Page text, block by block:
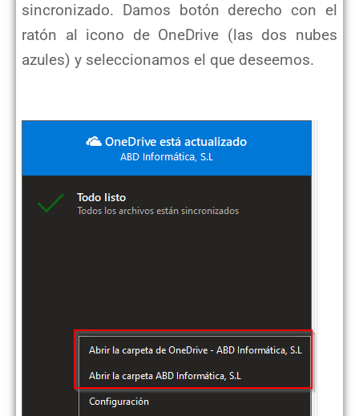
sincronizado. Damos botón derecho con el
ratón al icono de OneDrive (las dos nubes
azules) y seleccionamos el que deseemos.